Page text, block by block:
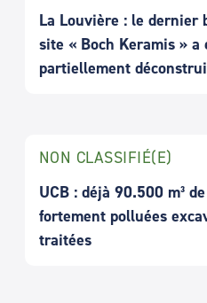
La Louvière : le dernier
site « Boch Keramis » a
partiellement
NON CLASSIFIÉ(E)
UCB : déjà 90.500 m³
fortement polluées
traitées